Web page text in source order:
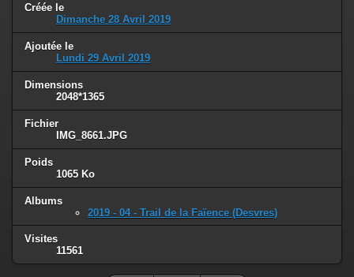
Créée le
Dimanche 28 Avril 2019
Ajoutée le
Lundi 29 Avril 2019
Dimensions
2048*1365
Fichier
IMG_8661.JPG
Poids
1065 Ko
Albums
2019 - 04 - Trail de la Faïence (Desvres)
Visites
11561